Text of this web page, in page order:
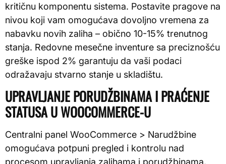
kritičnu komponentu sistema. Postavite pragove na
nivou koji vam omogućava dovoljno vremena za
nabavku novih zaliha – obično 10-15% trenutnog
stanja. Redovne mesečne inventure sa preciznošću
greške ispod 2% garantuju da vaši podaci
odražavaju stvarno stanje u skladištu.
UPRAVLJANJE PORUDŽBINAMA I PRAĆENJE
STATUSA U WOOCOMMERCE-U
Centralni panel WooCommerce > Narudžbine
omogućava potpuni pregled i kontrolu nad
procesom upravljanja zalihama i porudžbinama.